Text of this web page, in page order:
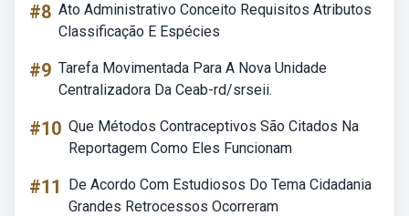
#8 Ato Administrativo Conceito Requisitos Atributos
Classificação E Espécies
#9 Tarefa Movimentada Para A Nova Unidade
Centralizadora Da Ceab-rd/srseii.
#10 Que Métodos Contraceptivos São Citados Na
Reportagem Como Eles Funcionam
#11
De Acordo Com Estudiosos Do Tema Cidadania
Grandes Retrocessos Ocorreram